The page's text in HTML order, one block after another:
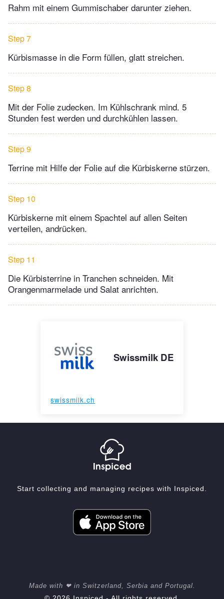
Rahm mit einem Gummischaber darunter ziehen.
Step 7
Kürbismasse in die Form füllen, glatt streichen.
Step 8
Mit der Folie zudecken. Im Kühlschrank mind. 5
Stunden fest werden und durchkühlen lassen.
Step 9
Terrine mit Hilfe der Folie auf die Kürbiskerne stürzen.
Step 10
Kürbiskerne mit einem Spachtel auf allen Seiten
verteilen, andrücken.
Step 11
Die Kürbisterrine in Tranchen schneiden. Mit
Orangenmarmelade und Salat anrichten.
Swissmilk DE
swissmilk.ch
Start collecting and managing recipes with Inspiced.
Made with ❤ in Switzerland, Serbia and Portugal.